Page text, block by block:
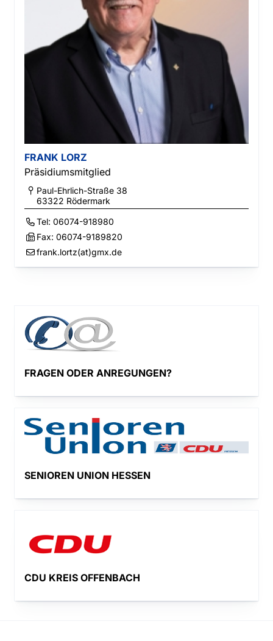
FRANK LORZ
Präsidiumsmitglied
Paul-Ehrlich-Straße 38
63322 Rödermark
Tel: 06074-918980
Fax: 06074-9189820
frank.lortz(at)gmx.de
FRAGEN ODER ANREGUNGEN?
SENIOREN UNION HESSEN
CDU KREIS OFFENBACH